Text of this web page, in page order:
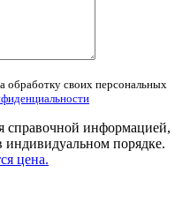
обработку своих персональных
справочной информацией,
индивидуальном порядке.
цена.